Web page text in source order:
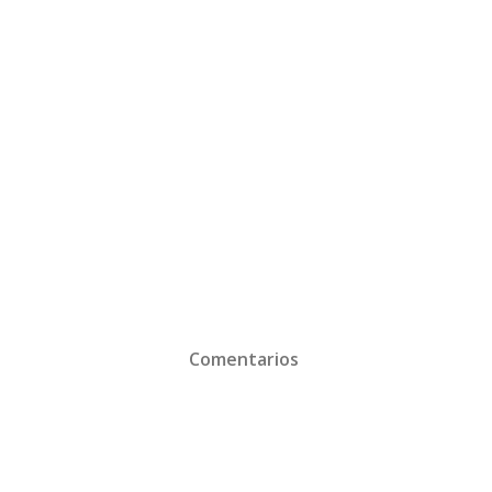
Comentarios